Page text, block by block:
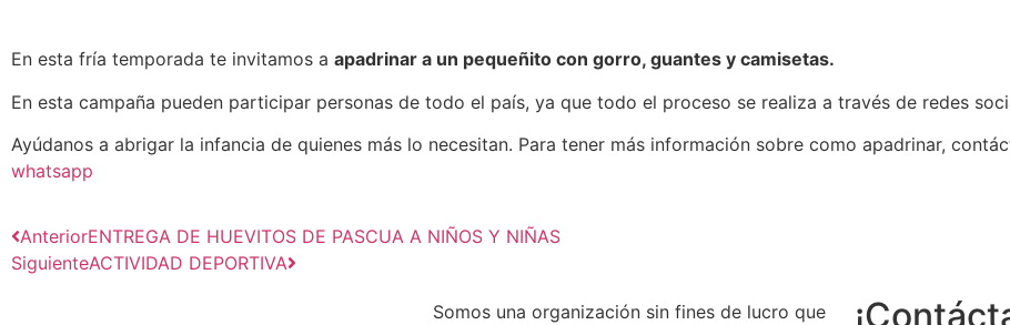
En esta fría temporada te invitamos a apadrinar a un pequeñito con gorro, guantes y camisetas.
En esta campaña pueden participar personas de todo el país, ya que todo el proceso se realiza a través de redes
Ayúdanos a abrigar la infancia de quienes más lo necesitan. Para tener más información sobre como apadrinar,
whatsapp
AnteriorENTREGA DE HUEVITOS DE PASCUA A NIÑOS Y NIÑAS
SiguienteACTIVIDAD DEPORTIVA
Somos una organización sin fines de lucro que